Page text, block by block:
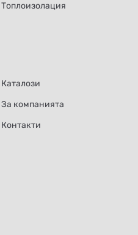
Топлоизолация
Каталози
За компанията
Контакти